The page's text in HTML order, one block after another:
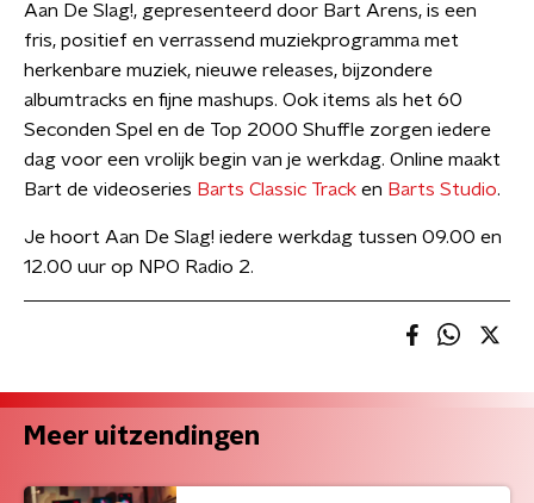
Aan De Slag!, gepresenteerd door Bart Arens, is een
fris, positief en verrassend muziekprogramma met
herkenbare muziek, nieuwe releases, bijzondere
albumtracks en fijne mashups. Ook items als het 60
Seconden Spel en de Top 2000 Shuffle zorgen iedere
dag voor een vrolijk begin van je werkdag. Online maakt
Bart de videoseries Barts Classic Track en Barts Studio.
Je hoort Aan De Slag! iedere werkdag tussen 09.00 en
12.00 uur op NPO Radio 2.
Meer uitzendingen